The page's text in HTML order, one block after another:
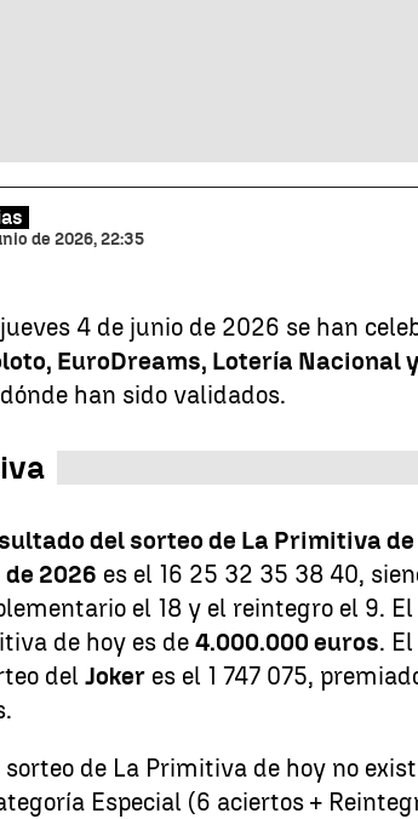
de 2026, 22:35
4 de junio de 2026 se han
EuroDreams, Lotería Nacional y
han sido validados.
del sorteo de La Primitiva de
2026 es el 16 25 32 35 38 40,
el 18 y el reintegro el 9.
de hoy es de4.000.000 euros.
delJoker es el 1 747 075,
sorteo de La Primitiva de hoy no
Especial (6 aciertos +